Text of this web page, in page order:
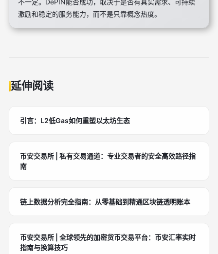
不一定。DePIN能否成功，取决于是否有真实需求、可持续
激励和稳定的服务能力，而不是只靠概念热度。
延伸阅读
引言：L2低Gas如何重塑以太坊生态
币安交易所 | 私有交易通道：专业交易者的安全高效路径指
南
链上数据分析完全指南：从零基础到精通区块链透明账本
币安交易所 | 全球领先的加密货币交易平台：币安汇率实时
指南与换算技巧